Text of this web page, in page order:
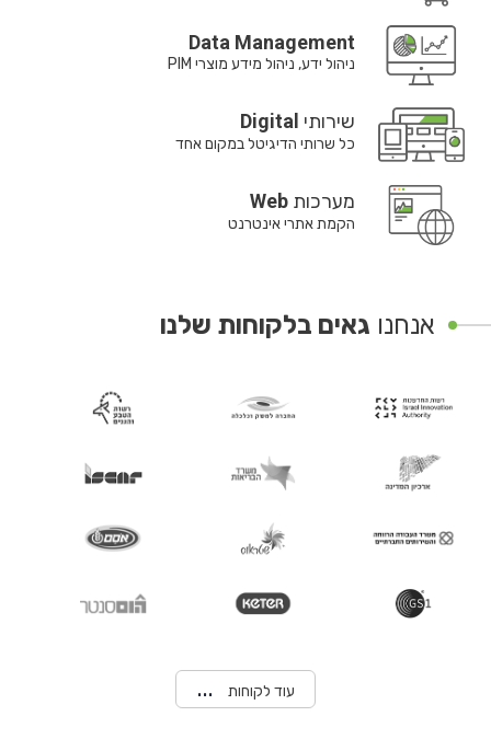
Data Management
ניהול ידע, ניהול מידע מוצרי PIM
שירותי
כל שרותי הדיגיטל במקום אחד
מערכות
הקמת אתרי אינטרנט
אנחנו גאים בלקוחות שלנו
עוד לקוחות